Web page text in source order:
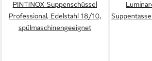
PINTINOX Suppenschüssel
Professional, Edelstahl 18/10,
spülmaschinengeeignet